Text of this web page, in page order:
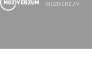
MOZIVERZUM